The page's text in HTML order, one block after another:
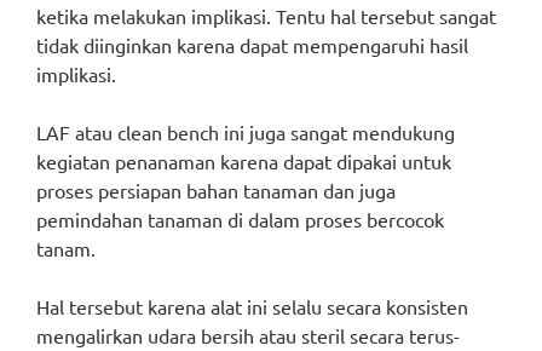
ketika melakukan implikasi. Tentu hal tersebut sangat
tidak diinginkan karena dapat mempengaruhi hasil
implikasi.
LAF atau clean bench ini juga sangat mendukung
kegiatan penanaman karena dapat dipakai untuk
proses persiapan bahan tanaman dan juga
pemindahan tanaman di dalam proses bercocok
tanam.
Hal tersebut karena alat ini selalu secara konsisten
mengalirkan udara bersih atau steril secara terus-